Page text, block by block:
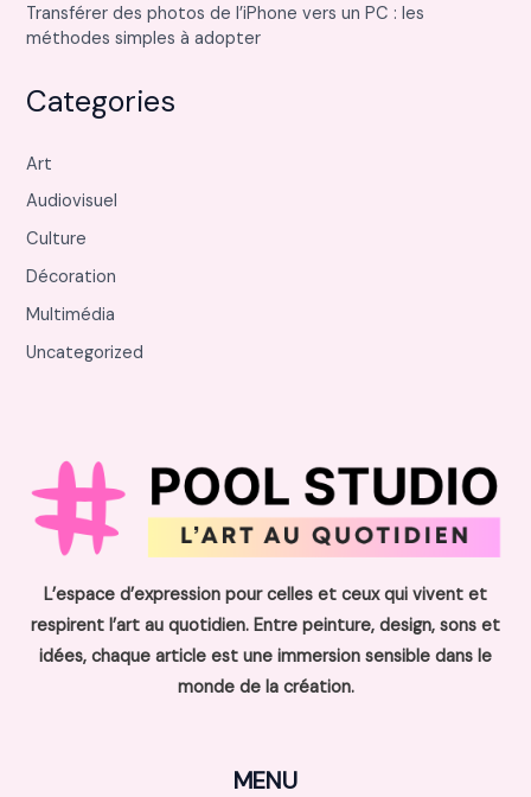
Transférer des photos de l’iPhone vers un PC : les
méthodes simples à adopter
Categories
Art
Audiovisuel
Culture
Décoration
Multimédia
Uncategorized
L’espace d’expression pour celles et ceux qui vivent et
respirent l’art au quotidien. Entre peinture, design, sons et
idées, chaque article est une immersion sensible dans le
monde de la création.
MENU